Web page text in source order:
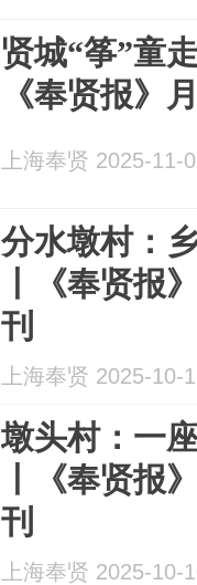
贤城“筝”童
《奉贤报》
上海奉贤 2025-11-
分水墩村：
丨《奉贤报
刊
上海奉贤 2025-10-
墩头村：一
丨《奉贤报
刊
上海奉贤 2025-10-